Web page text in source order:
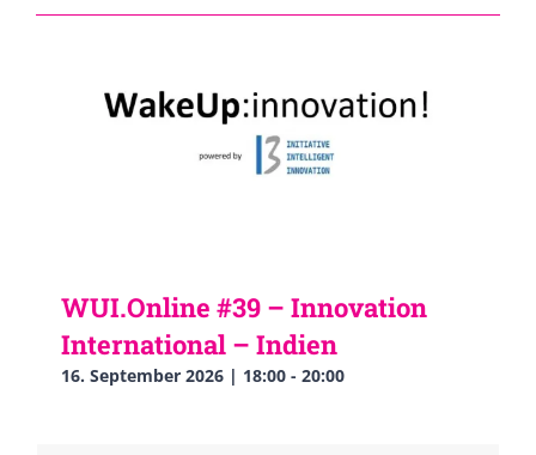
WUI.Online #39 – Innovation
International – Indien
16. September 2026 | 18:00 - 20:00